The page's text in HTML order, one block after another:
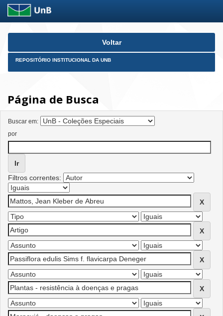
Skip
Voltar
REPOSITÓRIO INSTITUCIONAL DA UNB
Página de Busca
Buscar em:
por
Filtros correntes: